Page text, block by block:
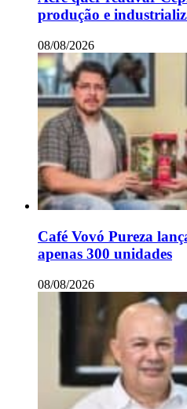
produção e
08/08/2026
Café Vovó Pureza
apenas 300 unidades
08/08/2026